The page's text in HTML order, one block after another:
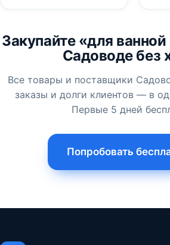
Закупайте «для ванной
Садоводе без
Все товары и поставщики
заказы и долги клиентов — в
Первые 5 дней
Попробовать